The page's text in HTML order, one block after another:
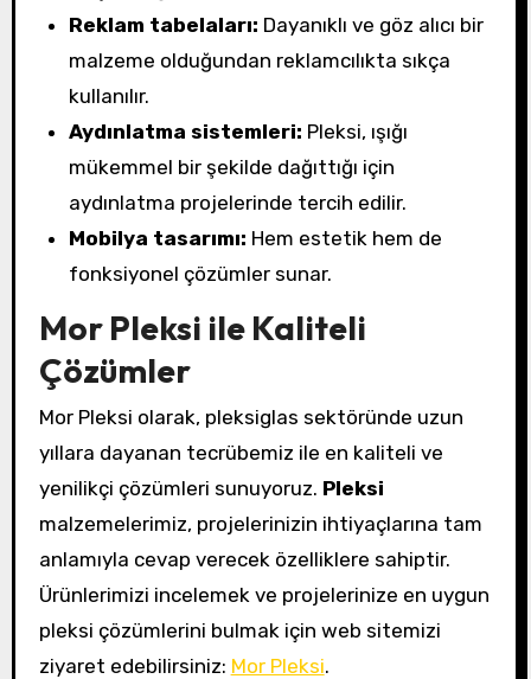
Reklam tabelaları: Dayanıklı ve göz alıcı bir
malzeme olduğundan reklamcılıkta sıkça
kullanılır.
Aydınlatma sistemleri: Pleksi, ışığı
mükemmel bir şekilde dağıttığı için
aydınlatma projelerinde tercih edilir.
Mobilya tasarımı: Hem estetik hem de
fonksiyonel çözümler sunar.
Mor Pleksi ile Kaliteli
Çözümler
Mor Pleksi olarak, pleksiglas sektöründe uzun
yıllara dayanan tecrübemiz ile en kaliteli ve
yenilikçi çözümleri sunuyoruz. Pleksi
malzemelerimiz, projelerinizin ihtiyaçlarına tam
anlamıyla cevap verecek özelliklere sahiptir.
Ürünlerimizi incelemek ve projelerinize en uygun
pleksi çözümlerini bulmak için web sitemizi
ziyaret edebilirsiniz: Mor Pleksi.